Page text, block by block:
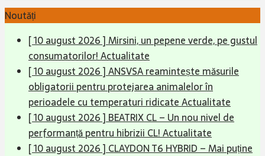
Noutăți
[ 10 august 2026 ]Mirsini, un pepene verde, pe gustul
consumatorilor!Actualitate
[ 10 august 2026 ]ANSVSA reamintește măsurile
obligatorii pentru protejarea animalelor în
perioadele cu temperaturi ridicateActualitate
[ 10 august 2026 ] BEATRIX CL – Un nou nivel de
performanță pentru hibrizii CL!Actualitate
[ 10 august 2026 ] CLAYDON T6 HYBRID – Mai puține